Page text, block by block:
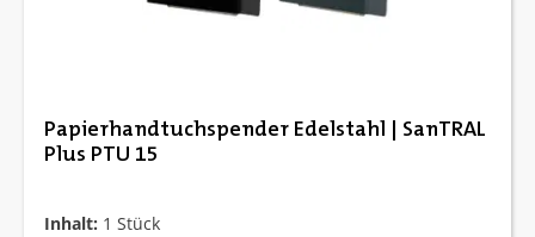
Papierhandtuchspender Edelstahl | SanTRAL
Plus PTU 15
Inhalt: 1 Stück